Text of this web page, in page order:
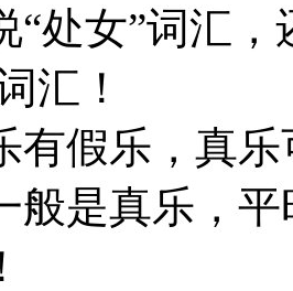
“处女”词汇，
汇！
有假乐，真
般是真乐，